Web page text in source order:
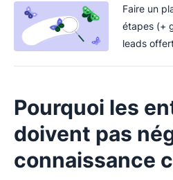
Faire un
étapes (+
leads
Pourquoi les
doivent pas
connaissance